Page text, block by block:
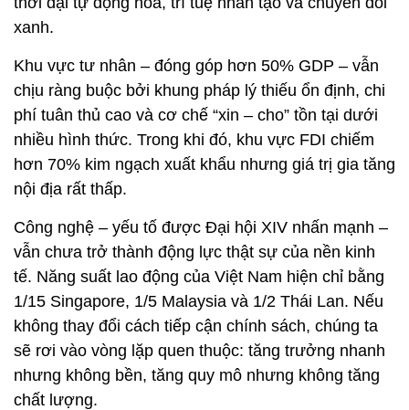
xanh.
Khu vực tư nhân – đóng góp hơn 50% GDP – vẫn
chịu ràng buộc bởi khung pháp lý thiếu ổn định, chi
phí tuân thủ cao và cơ chế “xin – cho” tồn tại dưới
nhiều hình thức. Trong khi đó, khu vực FDI chiếm
hơn 70% kim ngạch xuất khẩu nhưng giá trị gia tăng
nội địa rất thấp.
Công nghệ – yếu tố được Đại hội XIV nhấn mạnh –
vẫn chưa trở thành động lực thật sự của nền kinh
tế. Năng suất lao động của Việt Nam hiện chỉ bằng
1/15 Singapore, 1/5 Malaysia và 1/2 Thái Lan. Nếu
không thay đổi cách tiếp cận chính sách, chúng ta
sẽ rơi vào vòng lặp quen thuộc: tăng trưởng nhanh
nhưng không bền, tăng quy mô nhưng không tăng
chất lượng.